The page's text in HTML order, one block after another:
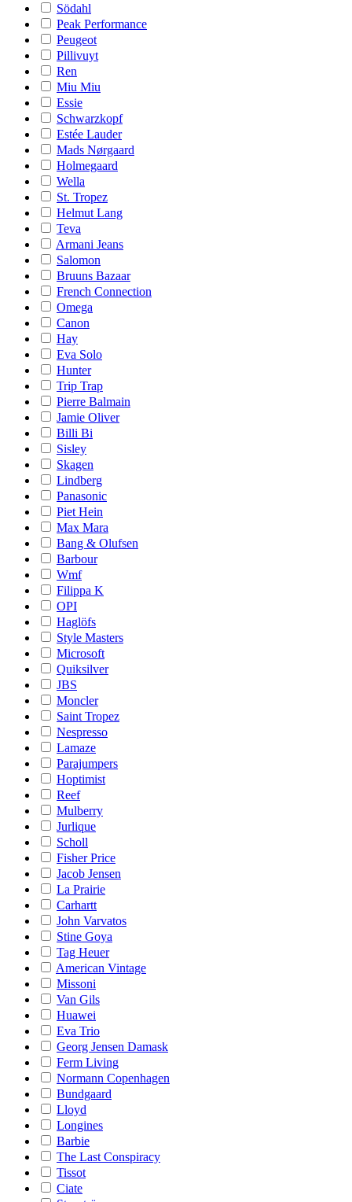
Södahl
Peak Performance
Peugeot
Pillivuyt
Ren
Miu Miu
Essie
Schwarzkopf
Estée Lauder
Mads Nørgaard
Holmegaard
Wella
St. Tropez
Helmut Lang
Teva
Armani Jeans
Salomon
Bruuns Bazaar
French Connection
Omega
Canon
Hay
Eva Solo
Hunter
Trip Trap
Pierre Balmain
Jamie Oliver
Billi Bi
Sisley
Skagen
Lindberg
Panasonic
Piet Hein
Max Mara
Bang & Olufsen
Barbour
Wmf
Filippa K
OPI
Haglöfs
Style Masters
Microsoft
Quiksilver
JBS
Moncler
Saint Tropez
Nespresso
Lamaze
Parajumpers
Hoptimist
Reef
Mulberry
Jurlique
Scholl
Fisher Price
Jacob Jensen
La Prairie
Carhartt
John Varvatos
Stine Goya
Tag Heuer
American Vintage
Missoni
Van Gils
Huawei
Eva Trio
Georg Jensen Damask
Ferm Living
Normann Copenhagen
Bundgaard
Lloyd
Longines
Barbie
The Last Conspiracy
Tissot
Ciate